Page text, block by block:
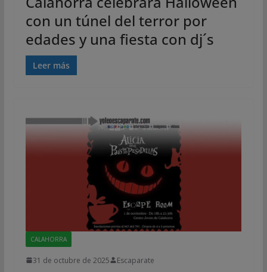
con un túnel del terror por
edades y una fiesta con dj´s
Leer más
CALAHORRA
31 de octubre de 2025 Escaparate